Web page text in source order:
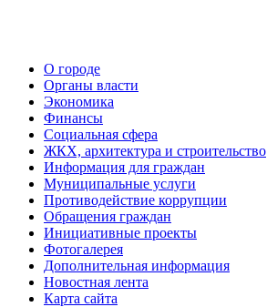
О городе
Органы власти
Экономика
Финансы
Социальная сфера
ЖКХ, архитектура и строительство
Информация для граждан
Муниципальные услуги
Противодействие коррупции
Обращения граждан
Инициативные проекты
Фотогалерея
Дополнительная информация
Новостная лента
Карта сайта